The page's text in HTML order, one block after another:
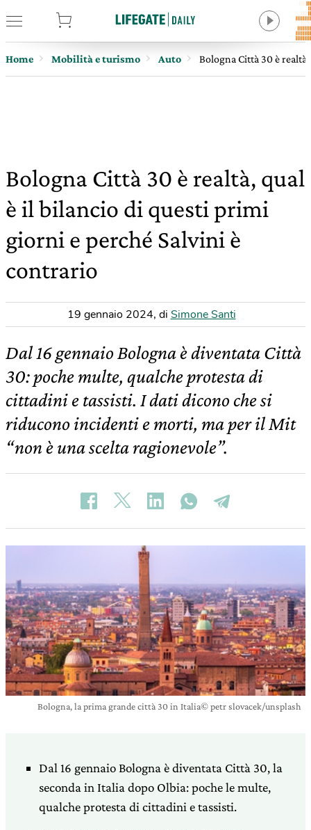
Home Mobilità e turismo Auto Bologna Città 30 è
Bologna Città 30 è realtà, qual
è il bilancio di questi primi
giorni e perché Salvini è
contrario
19 gennaio 2024, di Simone Santi
Dal 16 gennaio Bologna è diventata Città
30: poche multe, qualche protesta di
cittadini e tassisti. I dati dicono che si
riducono incidenti e morti, ma per il Mit
“non è una scelta ragionevole”.
Bologna, la prima grande città 30 in Italia© petr slovacek/unsplash
Dal 16 gennaio Bologna è diventata Città 30, la
seconda in Italia dopo Olbia: poche le multe,
qualche protesta di cittadini e tassisti.